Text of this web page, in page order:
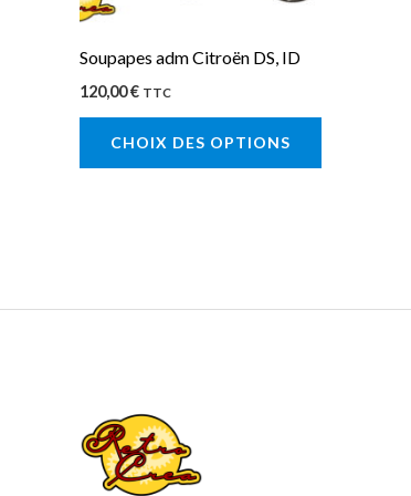
Soupapes adm Citroën DS, ID
120,00€ TTC
CHOIX DES OPTIONS
produit